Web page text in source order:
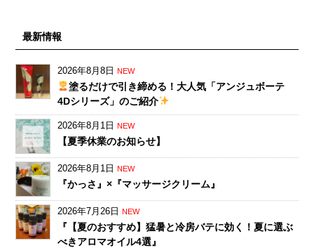
最新情報
2026年8月8日 NEW
塗るだけで引き締める！大人気「アンジュボーテ
4Dシリーズ」のご紹介
2026年8月1日 NEW
【夏季休業のお知らせ】
2026年8月1日 NEW
『かっさ』×『マッサージクリーム』
2026年7月26日 NEW
『【夏のおすすめ】猛暑と冷房バテに効く！夏に選ぶ
べきアロマオイル4選』